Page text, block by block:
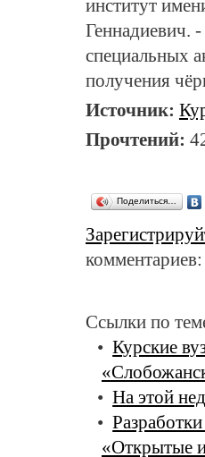
институт
Геннадиевич.
специальных
получения
Источник:
Прочтений:
Поделиться…
Ссылки по
Курские
На этой
«Открытые